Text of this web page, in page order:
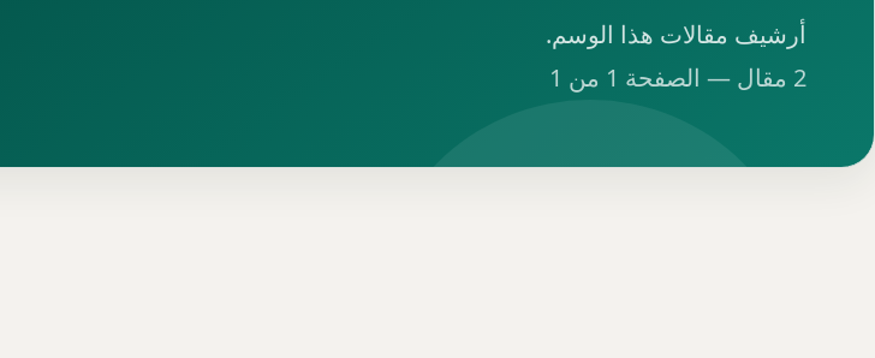
أرشيف مقالات هذا الوسم.
2 مقال — الصفحة 1 من 1